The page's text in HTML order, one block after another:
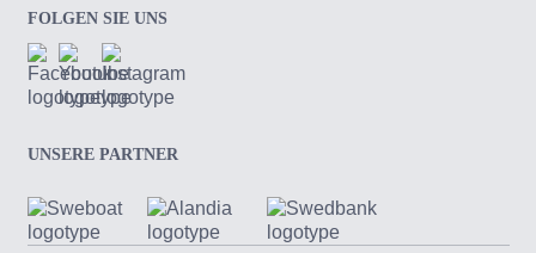
FOLGEN SIE UNS
UNSERE PARTNER